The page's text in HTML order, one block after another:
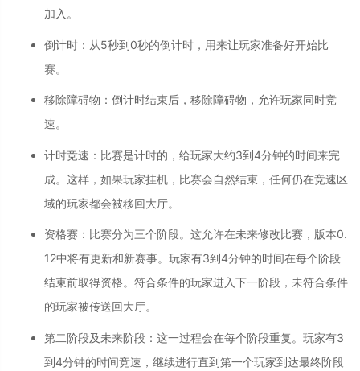
加入。
倒计时 ： 从5秒到0秒的倒计时，用来让玩家准备好开始比
赛。
移除障碍物 ： 倒计时结束后，移除障碍物，允许玩家同时竞
速。
计时竞速 ： 比赛是计时的，给玩家大约3到4分钟的时间来完
成。这样，如果玩家挂机，比赛会自然结束，任何仍在竞速区
域的玩家都会被移回大厅。
资格赛 ： 比赛分为三个阶段。这允许在未来修改比赛，版本0.
12中将有更新和新赛事。玩家有3到4分钟的时间在每个阶段
结束前取得资格。符合条件的玩家进入下一阶段，未符合条件
的玩家被传送回大厅。
第二阶段及未来阶段 ： 这一过程会在每个阶段重复。玩家有3
到4分钟的时间竞速，继续进行直到第一个玩家到达最终阶段